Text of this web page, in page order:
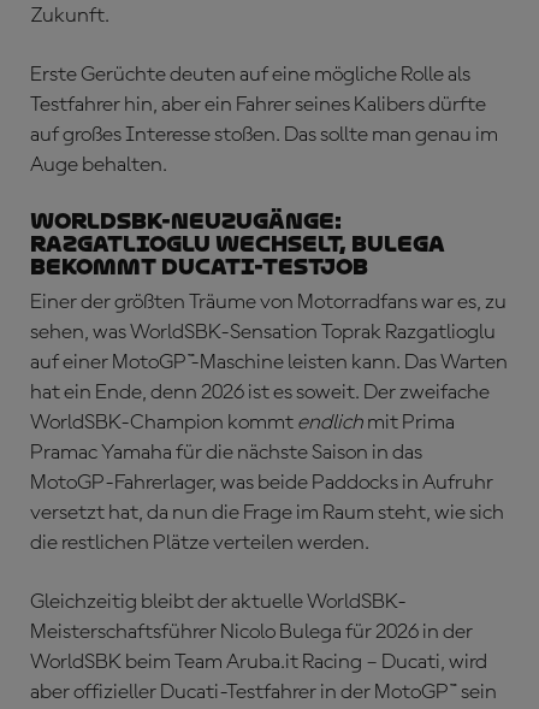
Zukunft.
Erste Gerüchte deuten auf eine mögliche Rolle als
Testfahrer hin, aber ein Fahrer seines Kalibers dürfte
auf großes Interesse stoßen. Das sollte man genau im
Auge behalten.
WorldSBK-NEUZUGÄNGE:
Razgatlioglu wechselt, Bulega
bekommt Ducati-Testjob
Einer der größten Träume von Motorradfans war es, zu
sehen, was WorldSBK-Sensation Toprak Razgatlioglu
auf einer MotoGP™-Maschine leisten kann. Das Warten
hat ein Ende, denn 2026 ist es soweit. Der zweifache
WorldSBK-Champion kommt endlich mit Prima
Pramac Yamaha für die nächste Saison in das
MotoGP-Fahrerlager, was beide Paddocks in Aufruhr
versetzt hat, da nun die Frage im Raum steht, wie sich
die restlichen Plätze verteilen werden.
Gleichzeitig bleibt der aktuelle WorldSBK-
Meisterschaftsführer Nicolo Bulega für 2026 in der
WorldSBK beim Team Aruba.it Racing – Ducati, wird
aber offizieller Ducati-Testfahrer in der MotoGP™ sein